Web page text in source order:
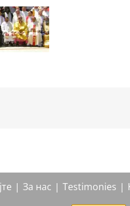
За нас Testimonies